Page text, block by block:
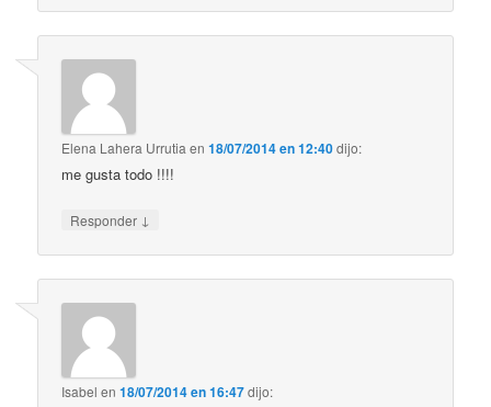
Elena Lahera Urrutia en18/07/2014 en 12:40dijo:
me gusta todo !!!!
Responder ↓
Isabel en18/07/2014 en 16:47dijo: